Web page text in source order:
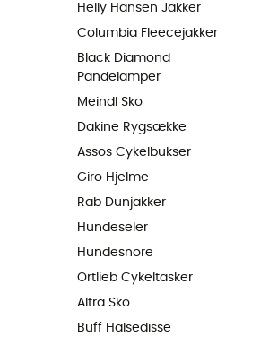
Helly Hansen Jakker
Columbia Fleecejakker
Black Diamond
Pandelamper
Meindl Sko
Dakine Rygsække
Assos Cykelbukser
Giro Hjelme
Rab Dunjakker
Hundeseler
Hundesnore
Ortlieb Cykeltasker
Altra Sko
Buff Halsedisse